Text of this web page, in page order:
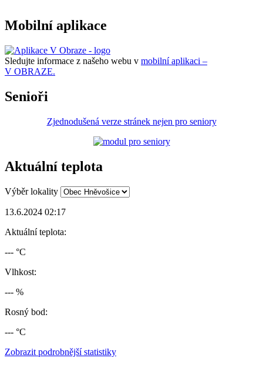
Mobilní aplikace
Sledujte informace z našeho webu v mobilní aplikaci –
V OBRAZE.
Senioři
Zjednodušená verze stránek nejen pro seniory
Aktuální teplota
Výběr lokality
13.6.2024 02:17
Aktuální teplota:
--- °C
Vlhkost:
--- %
Rosný bod:
--- °C
Zobrazit podrobnější statistiky